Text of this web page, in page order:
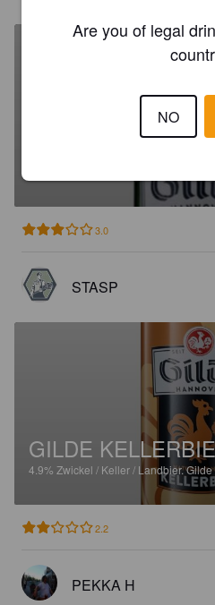
3.0
STASP
GILDE
4.9% Zwickel / Keller / Landbier.Gilde
2.2
PEKKA H
Are you of legal
NO